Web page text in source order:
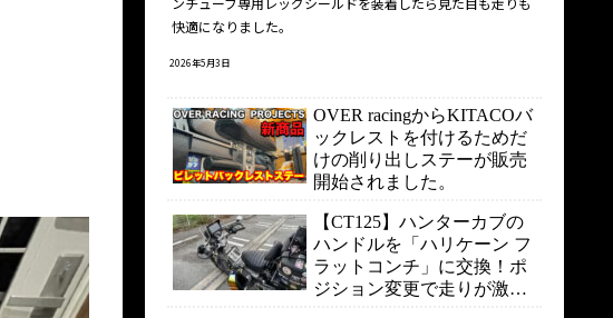
快適になりました。
2026年5月3日
OVER racingからKITACOバ
ックレストを付けるためだ
けの削り出しステーが販売
開始されました。
【CT125】ハンターカブの
ハンドルを「ハリケーン フ
ラットコンチ」に交換！ポ
ジション変更で走りが激変